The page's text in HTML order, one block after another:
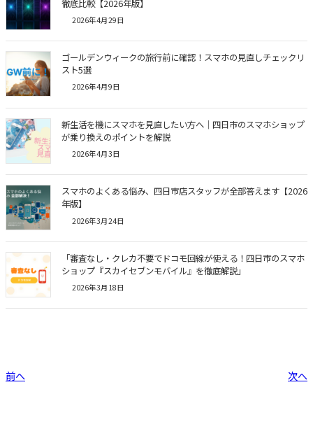
徹底比較【2026年版】
2026年4月29日
ゴールデンウィークの旅行前に確認！スマホの見直しチェックリ
スト5選
2026年4月9日
新生活を機にスマホを見直したい方へ｜四日市のスマホショップ
が乗り換えのポイントを解説
2026年4月3日
スマホのよくある悩み、四日市店スタッフが全部答えます【2026
年版】
2026年3月24日
「審査なし・クレカ不要でドコモ回線が使える！四日市のスマホ
ショップ『スカイセブンモバイル』を徹底解説」
2026年3月18日
前へ 次へ